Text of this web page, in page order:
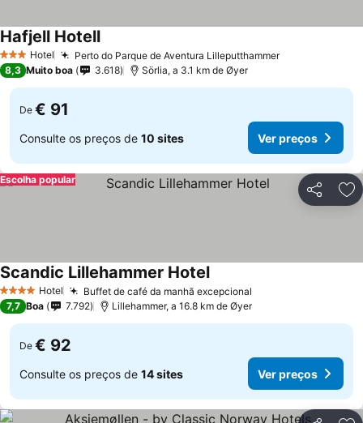
3 EstrelasHotel Perto do Parque de Aventura Lilleputthammer
Hafjell Hotell
8,3 Muito boa 3.618 Sörlia, a 3.1 km de Øyer
De € 91
Consulte os preços de 10 sites Ver preços
Partilhar
Escolha popular
4 EstrelasHotel Buffet de café da manhã excepcional
Scandic Lillehammer Hotel
7,7 Boa 7.792 Lillehammer, a 16.8 km de Øyer
De € 92
Consulte os preços de 14 sites Ver preços